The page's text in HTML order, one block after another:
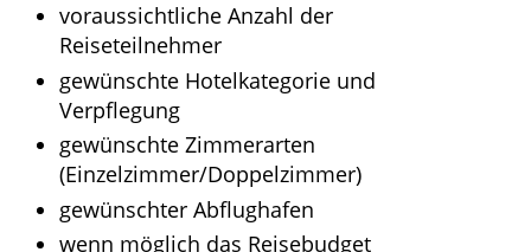
voraussichtliche Anzahl der
Reiseteilnehmer
gewünschte Hotelkategorie und
Verpflegung
gewünschte Zimmerarten
(Einzelzimmer/Doppelzimmer)
gewünschter Abflughafen
wenn möglich das Reisebudget